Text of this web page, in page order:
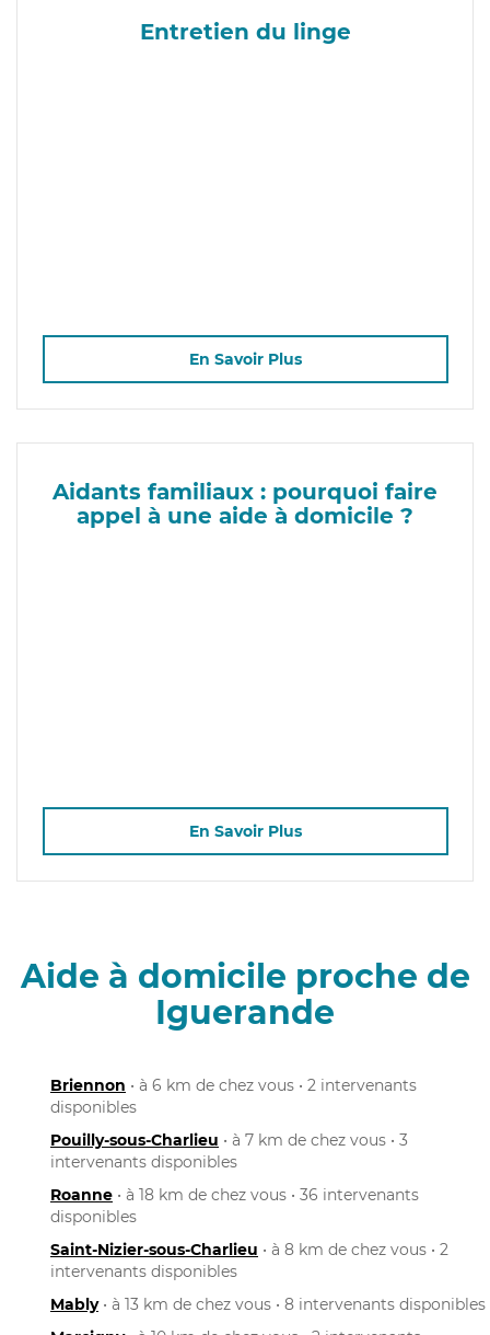
Entretien du linge
En Savoir Plus
Aidants familiaux : pourquoi faire
appel à une aide à domicile ?
En Savoir Plus
Aide à domicile proche de
Iguerande
Briennon • à 6 km de chez vous • 2 intervenants
disponibles
Pouilly-sous-Charlieu • à 7 km de chez vous • 3
intervenants disponibles
Roanne • à 18 km de chez vous • 36 intervenants
disponibles
Saint-Nizier-sous-Charlieu • à 8 km de chez vous • 2
intervenants disponibles
Mably• à 13 km de chez vous • 8 intervenants disponibles